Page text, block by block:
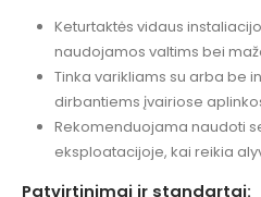
Keturtaktės vidaus
naudojamos valtims bei
Tinka varikliams su arba be
dirbantiems įvairiose
Rekomenduojama naudoti
eksploatacijoje, kai reikia
Patvirtinimai ir standartai: